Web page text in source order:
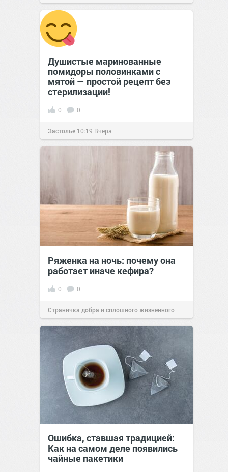
Душистые маринованные
помидоры половинками с
мятой — простой рецепт без
стерилизации!
0 0
Застолье 10:19 Вчера
Ряженка на ночь: почему она
работает иначе кефира?
0 0
Страничка добра и сплошного жизненного
позитива!00:28Вчера
Ошибка, ставшая традицией:
Как на самом деле появились
чайные пакетики